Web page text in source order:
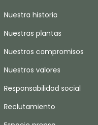
Nuestra historia
Nuestras plantas
Nuestros compromisos
Nuestros valores
Responsabilidad social
Reclutamiento